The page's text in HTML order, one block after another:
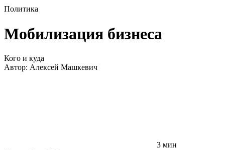
Политика
Мобилизация бизнеса
Кого и куда
Автор: Алексей Машкевич
3 мин